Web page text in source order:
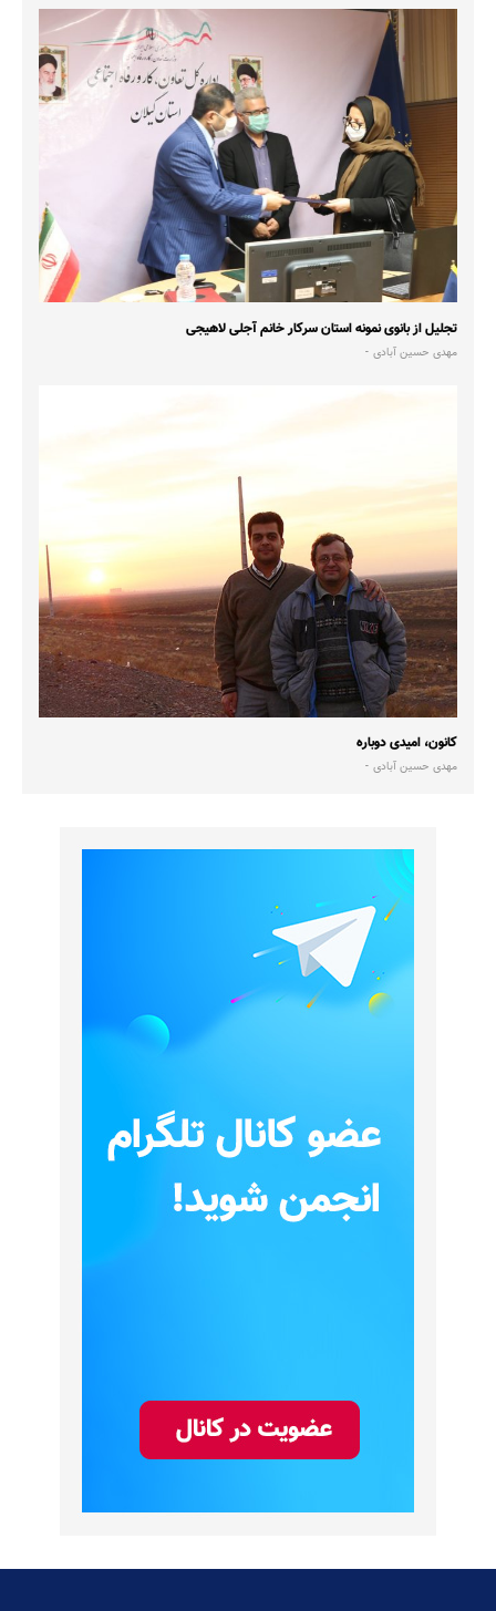
تجلیل از بانوی نمونه استان سرکار خانم آجلی لاهیجی
مهدی حسین آبادی
کانون، امیدی دوباره
مهدی حسین آبادی